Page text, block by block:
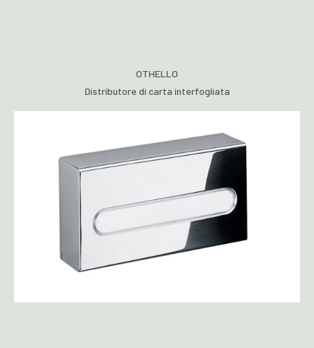
OTHELLO
Distributore di carta interfogliata